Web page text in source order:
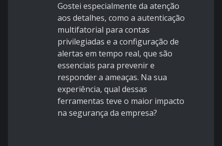
Gostei especialmente da atenção
aos detalhes, como a autenticação
multifatorial para contas
privilegiadas e a configuração de
alertas em tempo real, que são
essenciais para prevenir e
responder a ameaças. Na sua
experiência, qual dessas
ferramentas teve o maior impacto
na segurança da empresa?